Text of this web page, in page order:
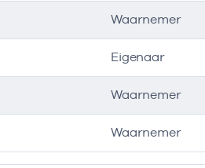
zorgverleners
Waarnemer
Eigenaar
Waarnemer
Waarnemer